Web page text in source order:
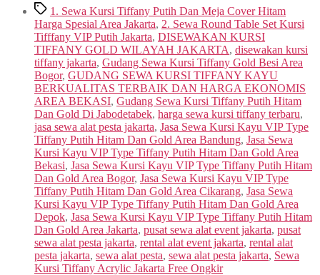
Tags1. Sewa Kursi Tiffany Putih Dan Meja Cover Hitam
Harga Spesial Area Jakarta, 2. Sewa Round Table Set Kursi
Tifffany VIP Putih Jakarta, DISEWAKAN KURSI
TIFFANY GOLD WILAYAH JAKARTA, disewakan kursi
tiffany jakarta, Gudang Sewa Kursi Tiffany Gold Besi Area
Bogor, GUDANG SEWA KURSI TIFFANY KAYU
BERKUALITAS TERBAIK DAN HARGA EKONOMIS
AREA BEKASI, Gudang Sewa Kursi Tiffany Putih Hitam
Dan Gold Di Jabodetabek, harga sewa kursi tiffany terbaru,
jasa sewa alat pesta jakarta, Jasa Sewa Kursi Kayu VIP Type
Tiffany Putih Hitam Dan Gold Area Bandung, Jasa Sewa
Kursi Kayu VIP Type Tiffany Putih Hitam Dan Gold Area
Bekasi, Jasa Sewa Kursi Kayu VIP Type Tiffany Putih Hitam
Dan Gold Area Bogor, Jasa Sewa Kursi Kayu VIP Type
Tiffany Putih Hitam Dan Gold Area Cikarang, Jasa Sewa
Kursi Kayu VIP Type Tiffany Putih Hitam Dan Gold Area
Depok, Jasa Sewa Kursi Kayu VIP Type Tiffany Putih Hitam
Dan Gold Area Jakarta, pusat sewa alat event jakarta, pusat
sewa alat pesta jakarta, rental alat event jakarta, rental alat
pesta jakarta, sewa alat pesta, sewa alat pesta jakarta, Sewa
Kursi Tiffany Acrylic Jakarta Free Ongkir